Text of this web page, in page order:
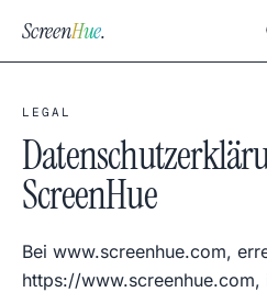
ScreenHue.
LEGAL
ScreenHue
Bei www.screenhue.com,
https://www.screenhue.com,